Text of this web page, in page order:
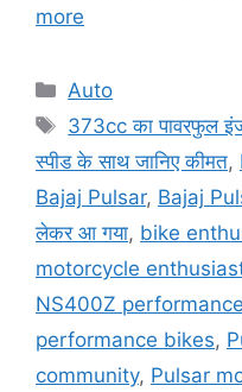
more
Categories
Auto
Tags
373cc का पावरफुल
स्पीड के साथ जानिए कीमत,
Bajaj Pulsar, Bajaj
लेकर आ गया, bike
motorcycle
NS400Z performance
performance bikes,
community, Pulsar